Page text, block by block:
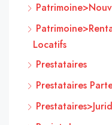
Locatifs
Prestataires
Prestataires